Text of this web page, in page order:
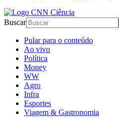
Buscar
Pular para o conteúdo
Ao vivo
Política
Money
WW
Agro
Infra
Esportes
Viagem & Gastronomia